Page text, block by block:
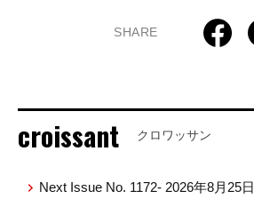
SHARE
croissant クロワッサン
Next Issue No. 1172- 2026年8月25